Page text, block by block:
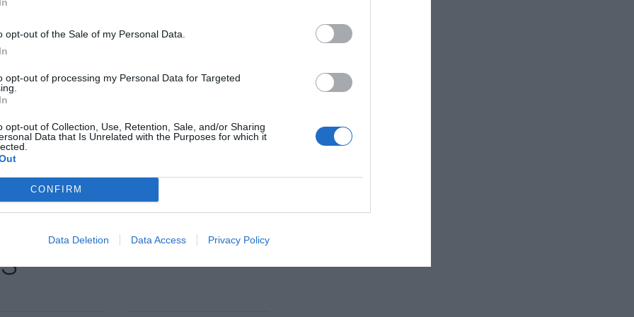
opt-out of the Sale of my Personal Data.
opt-out of processing my Personal Data for Targeted
opt-out of Collection, Use, Retention, Sale, and/or Sharing
Data that Is Unrelated with the Purposes for which it
CONFIRM
Data Deletion Data Access Privacy Policy
que la tecnología puede contribuir a mejorar el
19 ha obligado a repensar los modelos de
siendo la movilidad uno de los principales. 5G
publico-privado, con la participación de la
i2CAT, CTTC, Atos y la Universitat
del Mobile World Capital Barcelona.
preferida de Google de
de actualidad